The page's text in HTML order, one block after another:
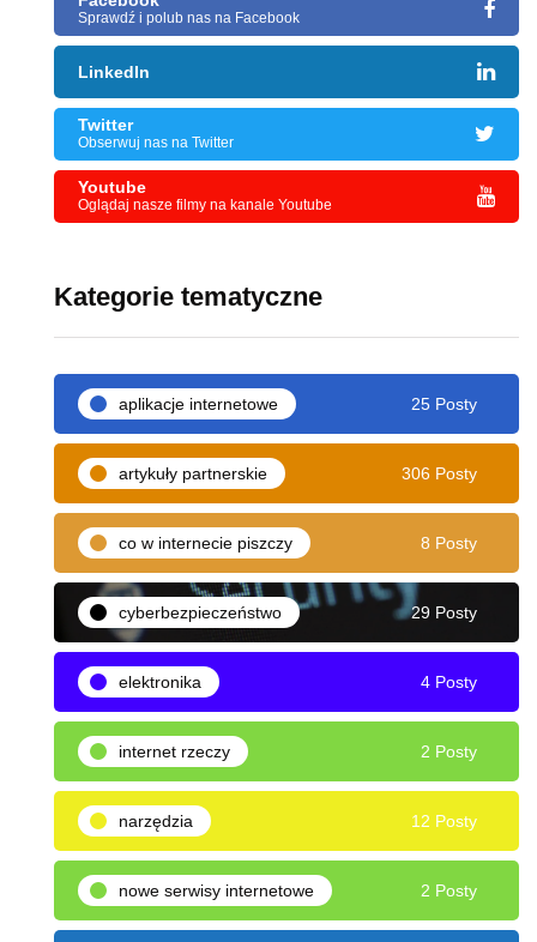
Sprawdź i polub nas na Facebook
LinkedIn
Twitter
Obserwuj nas na Twitter
Youtube
Oglądaj nasze filmy na kanale Youtube
Kategorie tematyczne
aplikacje internetowe 25 Posty
artykuły partnerskie 306 Posty
co w internecie piszczy 8 Posty
cyberbezpieczeństwo 29 Posty
elektronika 4 Posty
internet rzeczy 2 Posty
narzędzia 12 Posty
nowe serwisy internetowe 2 Posty